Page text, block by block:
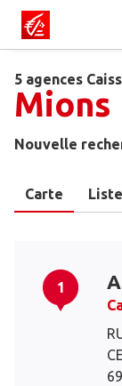
5 agences
Mions
Nouvelle
Carte Liste
1